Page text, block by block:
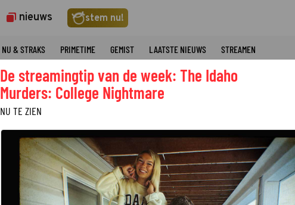
nieuws stem nu!
NU & STRAKS PRIMETIME GEMIST LAATSTE NIEUWS STREAMEN
De streamingtip van de week: The Idaho
Murders: College Nightmare
NU TE ZIEN